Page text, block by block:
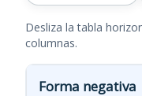
Desliza la tabla
columnas.
Forma negativa